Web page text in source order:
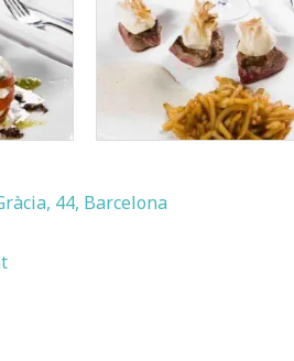
44, Barcelona